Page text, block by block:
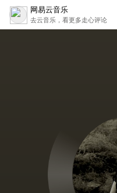
网易云音乐
去云音乐，看更多走心评论